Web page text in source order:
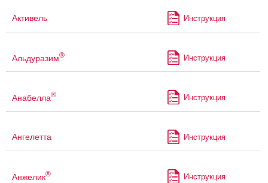
Активель Инструкция
Альдуразим® Инструкция
Анабелла® Инструкция
Ангелетта Инструкция
Анжелик® Инструкция